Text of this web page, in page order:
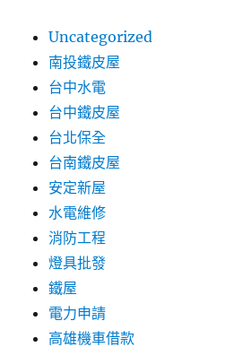
Uncategorized
南投鐵皮屋
台中水電
台中鐵皮屋
台北保全
台南鐵皮屋
安定新屋
水電維修
消防工程
燈具批發
鐵屋
電力申請
高雄機車借款